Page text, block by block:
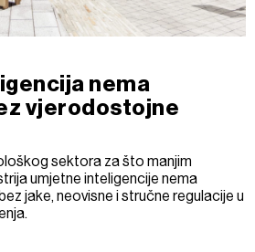
nema
vjerodostojne
sektora za što manjim
umjetne inteligencije nema
jake, neovisne i stručne regulacije u